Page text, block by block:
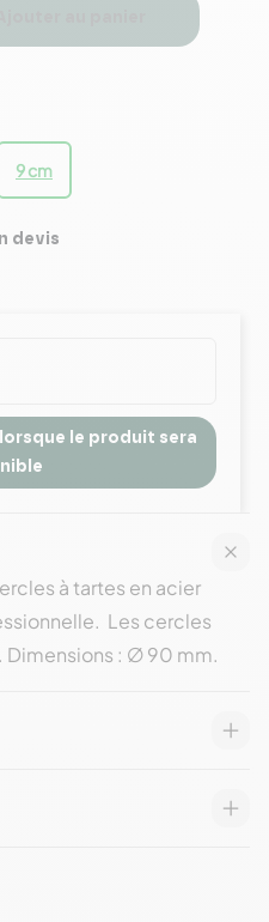
9 cm
devis
le produit sera
à tartes en acier
Les cercles
: ∅ 90 mm.